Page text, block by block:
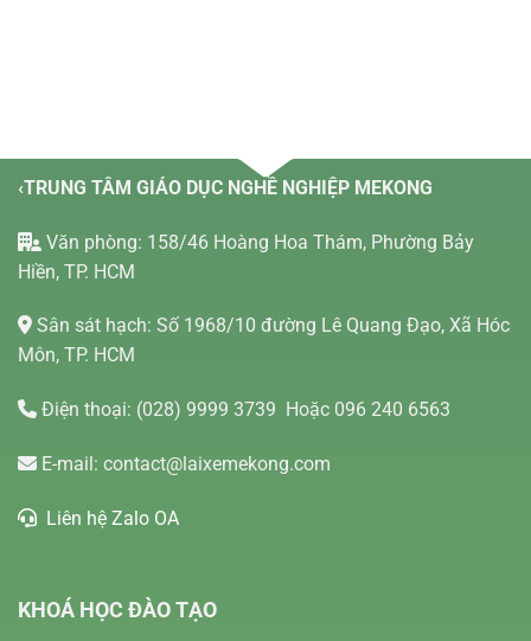
‹TRUNG TÂM GIÁO DỤC NGHỀ NGHIỆP MEKONG
Văn phòng: 158/46 Hoàng Hoa Thám, Phường Bảy
Hiền, TP. HCM
Sân sát hạch: Số 1968/10 đường Lê Quang Đạo, Xã Hóc
Môn, TP. HCM
Điện thoại: (028) 9999 3739 Hoặc 096 240 6563
E-mail: contact@laixemekong.com
Liên hệ Zalo OA
KHOÁ HỌC ĐÀO TẠO